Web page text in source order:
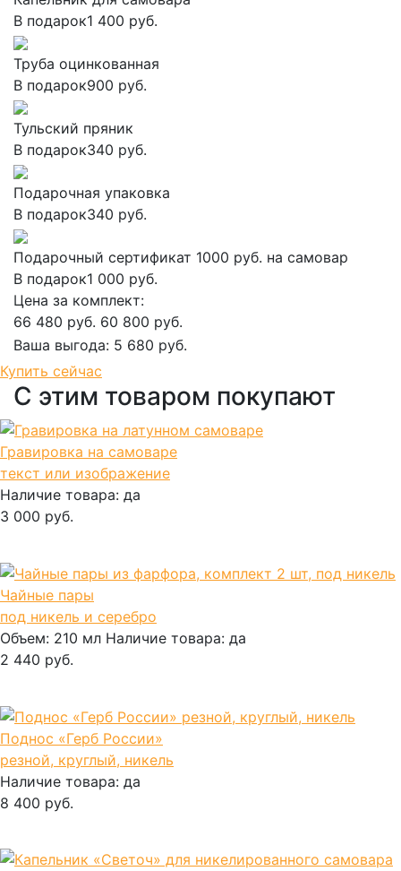
В подарок1 400 руб.
Труба оцинкованная
В подарок900 руб.
Тульский пряник
В подарок340 руб.
Подарочная упаковка
В подарок340 руб.
Подарочный сертификат 1000 руб. на самовар
В подарок1 000 руб.
Цена за комплект:
66 480 руб. 60 800 руб.
Ваша выгода: 5 680 руб.
Купить сейчас
С этим товаром покупают
Гравировка на самоваре
текст или изображение
Наличие товара: да
3 000 руб.
Чайные пары
под никель и серебро
Объем: 210 мл Наличие товара: да
2 440 руб.
Поднос «Герб России»
резной, круглый, никель
Наличие товара: да
8 400 руб.